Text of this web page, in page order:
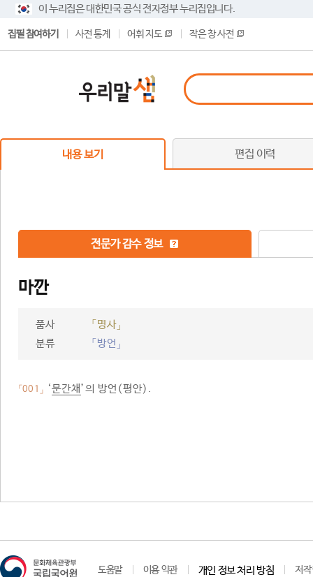
이 누리집은 대한민국 공식 전자정부 누리집입니다.
집필 참여하기 사전 통계 어휘 지도 작은 창 사전
내용 보기 편집 이력
전문가 감수 정보
마깐
품사
「명사」
분류
「방언」
「001」 ‘문간채’의 방언(평안).
도움말 이용 약관 개인 정보 처리 방침 저